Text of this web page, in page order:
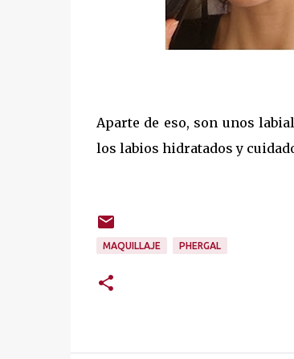
Aparte de eso, son unos
los labios hidratados y
MAQUILLAJE PHERGAL